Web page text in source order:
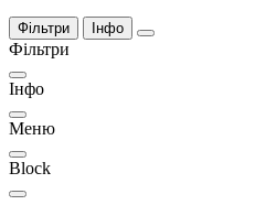
Фільтри Інфо
Фільтри
Інфо
Меню
Block